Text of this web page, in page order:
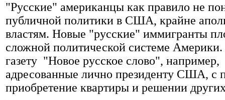
"Русские" американцы как правило не
публичной политики в США, крайне
властям. Новые "русские" иммигранты
сложной политической системе
газету "Новое русское слово",
адресованные лично президенту США, с
приобретение квартиры и решении